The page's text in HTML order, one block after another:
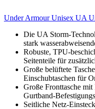
Under Armour Unisex UA
Die UA Storm-
stark
Robuste, TPU-
Seitenteile für
Große belüftete
Einschubtaschen für
Große Fronttasche
Gurtband-
Seitliche Netz-